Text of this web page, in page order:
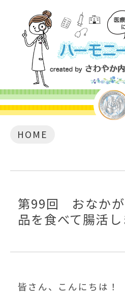
HOME
第99回 おなか
品を食べて腸活し
皆さん、こんにちは！